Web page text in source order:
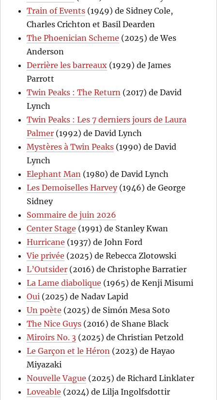
Train of Events (1949) de Sidney Cole,
Charles Crichton et Basil Dearden
The Phoenician Scheme (2025) de Wes
Anderson
Derrière les barreaux (1929) de James
Parrott
Twin Peaks : The Return (2017) de David
Lynch
Twin Peaks : Les 7 derniers jours de Laura
Palmer (1992) de David Lynch
Mystères à Twin Peaks (1990) de David
Lynch
Elephant Man (1980) de David Lynch
Les Demoiselles Harvey(1946) de George
Sidney
Sommaire de juin 2026
Center Stage (1991) de Stanley Kwan
Hurricane (1937) de John Ford
Vie privée (2025) de Rebecca Zlotowski
L’Outsider (2016) de Christophe Barratier
La Lame diabolique (1965) de Kenji Misumi
Oui (2025) de Nadav Lapid
Un poète (2025) de Simón Mesa Soto
The Nice Guys (2016) de Shane Black
Miroirs No. 3 (2025) de Christian Petzold
Le Garçon et le Héron (2023) de Hayao
Miyazaki
Nouvelle Vague (2025) de Richard Linklater
Loveable (2024) de Lilja Ingolfsdottir